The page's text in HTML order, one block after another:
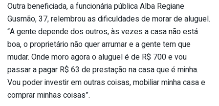
Outra beneficiada, a funcionária pública Alba Regiane
Gusmão, 37, relembrou as dificuldades de morar de aluguel.
“A gente depende dos outros, às vezes a casa não está
boa, o proprietário não quer arrumar e a gente tem que
mudar. Onde moro agora o aluguel é de R$ 700 e vou
passar a pagar R$ 63 de prestação na casa que é minha.
Vou poder investir em outras coisas, mobiliar minha casa e
comprar minhas coisas”.